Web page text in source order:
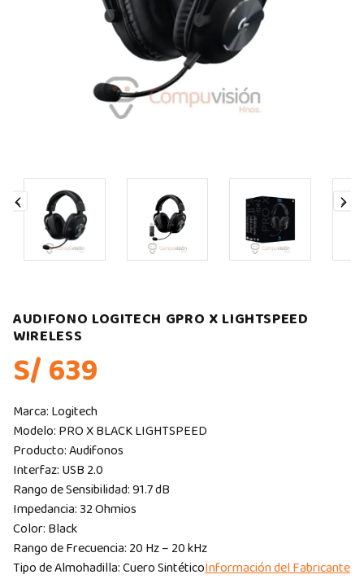
AUDIFONO LOGITECH GPRO X LIGHTSPEED
WIRELESS
S/ 639
Marca: Logitech
Modelo: PRO X BLACK LIGHTSPEED
Producto: Audifonos
Interfaz: USB 2.0
Rango de Sensibilidad: 91.7 dB
Impedancia: 32 Ohmios
Color: Black
Rango de Frecuencia: 20 Hz – 20 kHz
Tipo de Almohadilla: Cuero SintéticoInformación del Fabricante